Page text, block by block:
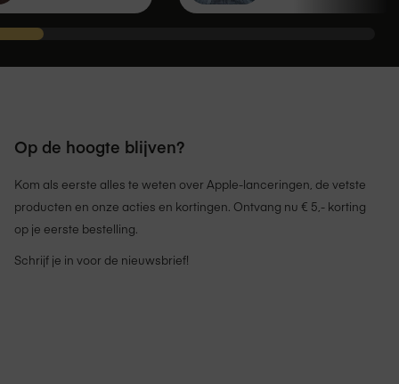
Op de hoogte blijven?
Kom als eerste alles te weten over Apple-lanceringen, de vetste
producten en onze acties en kortingen. Ontvang nu € 5,- korting
op je eerste bestelling.
Schrijf je in voor de nieuwsbrief!